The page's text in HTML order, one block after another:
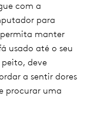
com a
para
manter
usado até o seu
deve
a sentir dores
procurar uma